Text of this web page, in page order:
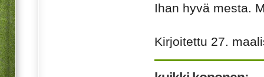
Ihan hyvä mesta.
Kirjoitettu 27.